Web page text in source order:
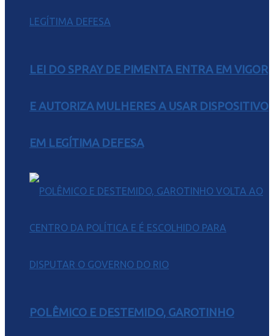
LEI DO SPRAY DE PIMENTA ENTRA EM VIGOR
E AUTORIZA MULHERES A USAR DISPOSITIVO
EM LEGÍTIMA DEFESA
POLÊMICO E DESTEMIDO, GAROTINHO